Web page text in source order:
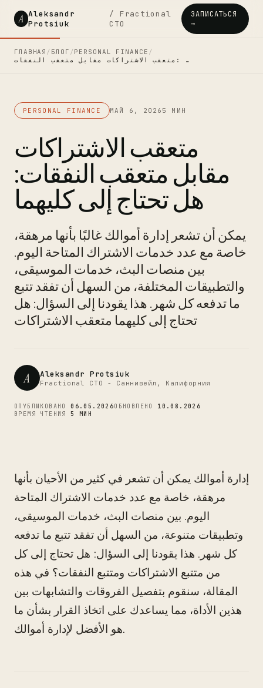
A Aleksandr
Protsiuk
/ Fractional
CTO
ЗАПИСАТЬСЯ
→
ГЛАВНАЯ / БЛОГ /PERSONAL FINANCE /
متعقب الاشتراكات مقابل متعقب النفقات: …
PERSONAL FINANCE МАЙ 6, 2026 5 МИН
متعقب الاشتراكات
مقابل متعقب النفقات:
هل تحتاج إلى كليهما
يمكن أن تشعر إدارة أموالك غالبًا بأنها مرهقة،
خاصة مع عدد خدمات الاشتراك المتاحة اليوم.
بين منصات البث، خدمات الموسيقى،
والتطبيقات المختلفة، من السهل أن تفقد تتبع
ما تدفعه كل شهر. هذا يقودنا إلى السؤال: هل
تحتاج إلى كليهما متعقب الاشتراكات
A Aleksandr Protsiuk
Fractional CTO - Саннивейл, Калифорния
ОПУБЛИКОВАНО06.05.2026ОБНОВЛЕНО 10.08.2026
ВРЕМЯ ЧТЕНИЯ5 МИН
إدارة أموالك يمكن أن تشعر في كثير من الأحيان بأنها
مرهقة، خاصة مع عدد خدمات الاشتراك المتاحة
اليوم. بين منصات البث، خدمات الموسيقى،
وتطبيقات متنوعة، من السهل أن تفقد تتبع ما تدفعه
كل شهر. هذا يقودنا إلى السؤال: هل تحتاج إلى كل
من متتبع الاشتراكات ومتتبع النفقات؟ في هذه
المقالة، سنقوم بتفصيل الفروقات والتشابهات بين
هذين الأداة، مما يساعدك على اتخاذ القرار بشأن ما
هو الأفضل لإدارة أموالك.